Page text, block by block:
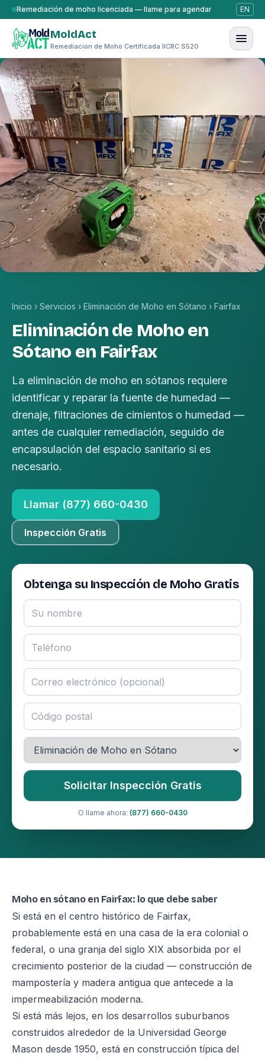
Saltar al contenido
Remediación de moho licenciada — llame para agendar EN
MoldAct
Remediación de Moho Certificada IICRC S520
Inicio › Servicios › Eliminación de Moho en Sótano › Fairfax
Eliminación de Moho en
Sótano en Fairfax
La eliminación de moho en sótanos requiere
identificar y reparar la fuente de humedad —
drenaje, filtraciones de cimientos o humedad —
antes de cualquier remediación, seguido de
encapsulación del espacio sanitario si es
necesario.
Llamar (877) 660-0430
Inspección Gratis
Obtenga su Inspección de Moho Gratis
Solicitar Inspección Gratis
O llame ahora: (877) 660-0430
Moho en sótano en Fairfax: lo que debe saber
Si está en el centro histórico de Fairfax,
probablemente está en una casa de la era colonial o
federal, o una granja del siglo XIX absorbida por el
crecimiento posterior de la ciudad — construcción de
mampostería y madera antigua que antecede a la
impermeabilización moderna.
Si está más lejos, en los desarrollos suburbanos
construidos alrededor de la Universidad George
Mason desde 1950, está en construcción típica del